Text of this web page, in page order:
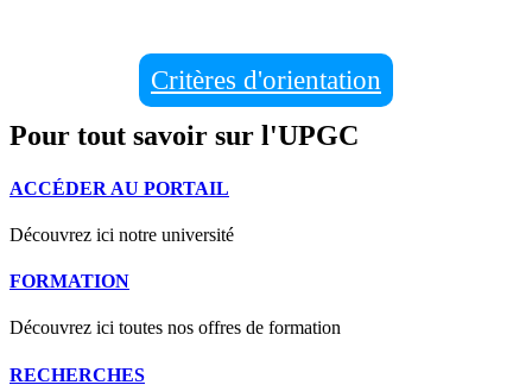
Critères d'orientation
Pour tout savoir sur l'UPGC
ACCÉDER AU PORTAIL
Découvrez ici notre université
FORMATION
Découvrez ici toutes nos offres de formation
RECHERCHES